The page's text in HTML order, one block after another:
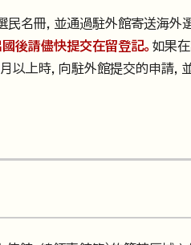
名冊，並通過駐外館寄送海外
國後請儘快提交在留登記。 如果
上時，向駐外館提交的申請，